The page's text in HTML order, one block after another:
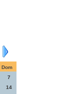
Dom
7
14